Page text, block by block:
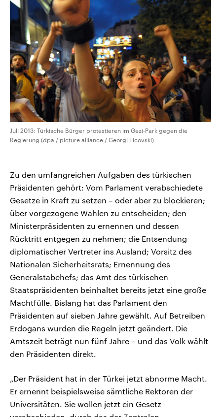
Juli 2013: Türkische Bürger protestieren im Gezi-Park gegen die
Regierung (dpa / picture alliance / Georgi Licovski)
Zu den umfangreichen Aufgaben des türkischen
Präsidenten gehört: Vom Parlament verabschiedete
Gesetze in Kraft zu setzen – oder aber zu blockieren;
über vorgezogene Wahlen zu entscheiden; den
Ministerpräsidenten zu ernennen und dessen
Rücktritt entgegen zu nehmen; die Entsendung
diplomatischer Vertreter ins Ausland; Vorsitz des
Nationalen Sicherheitsrats; Ernennung des
Generalstabchefs; das Amt des türkischen
Staatspräsidenten beinhaltet bereits jetzt eine große
Machtfülle. Bislang hat das Parlament den
Präsidenten auf sieben Jahre gewählt. Auf Betreiben
Erdogans wurden die Regeln jetzt geändert. Die
Amtszeit beträgt nun fünf Jahre – und das Volk wählt
den Präsidenten direkt.
„Der Präsident hat in der Türkei jetzt abnorme Macht.
Er ernennt beispielsweise sämtliche Rektoren der
Universitäten. Sie wollen jetzt ein Gesetz